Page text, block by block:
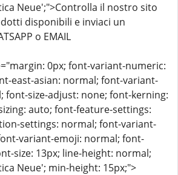
Neue';">Controlla il nostro sito
disponibili e inviaci un
o EMAIL
0px; font-variant-numeric:
east-asian: normal; font-variant-
font-size-adjust: none; font-kerning:
auto; font-feature-settings:
settings: normal; font-variant-
variant-emoji: normal; font-
size: 13px; line-height: normal;
Neue'; min-height: 15px;">